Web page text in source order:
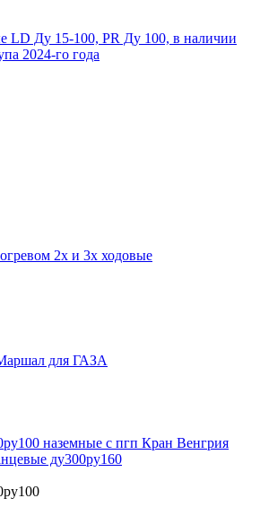
LD Д​у 15-100, PR Ду 100, в н​аличии
2024-го года
2х и 3х ходовые
для ГАЗА
наземные с пгп Кран Венгрия
ду300ру160